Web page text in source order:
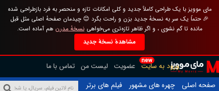
مای موویز با یک طراحی کاملاً جدید و کلی امکانات تازه و منحصر به فرد بازطراحی شده
🎉 حتماً یک سر به نسخهٔ جدید بزن و راحت بگرد 😊 چیدمان صفحهٔ اصلی مثل قبل
مانده تا گم نشوی ، و اگر ظاهر تازه‌تری می‌خواهینسخهٔ مدرن هم آماده است.
مشاهدهٔ نسخهٔ جدید
new
ورود به سایت عضویت لیست من تماس با ما
صفحه اصلی
چهره های مشهور
فیلم های برتر